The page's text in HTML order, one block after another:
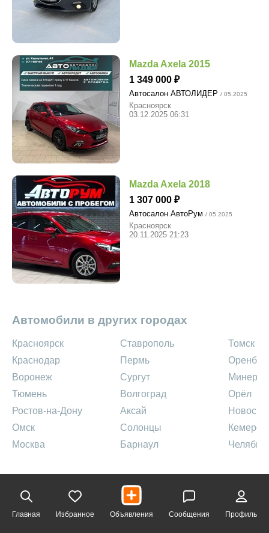
Mazda Axela 2015
1 349 000
Автосалон АВТОЛИДЕР / 05.2025
Красноярск
03.12.2025 06:31
Mazda Axela 2018
1 307 000
Автосалон АвтоРум / 05.2025
Красноярск
20.11.2025 21:23
Автомобили в других городах
Красноярск
Краснодар
Воронеж
Тюмень
Ростов-на-Дону
Омск
Москва
Ставрополь
Пермь
Сургут
Волгоград
Аксай
Солонцы
Барнаул
Томск
Орёл
Главная Избранное Объявления Сообщения Профиль